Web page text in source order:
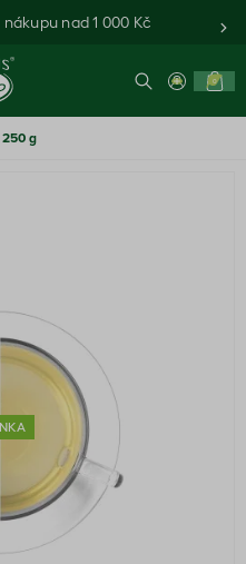
nad 1 000 Kč
0
g